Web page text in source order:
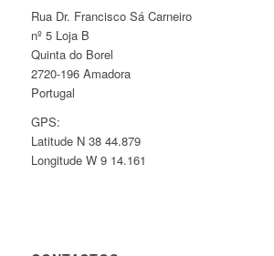
Rua Dr. Francisco Sá Carneiro
nº 5 Loja B
Quinta do Borel
2720-196 Amadora
Portugal
GPS:
Latitude N 38 44.879
Longitude W 9 14.161